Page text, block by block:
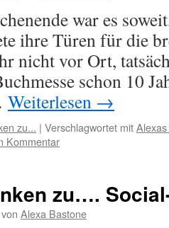
war es
ihre Türen für die
nicht vor Ort,
schon 10
Weiterlesen →
zu... | Verschlagwortet mit
Kommentar
zu….
von Alexa Bastone